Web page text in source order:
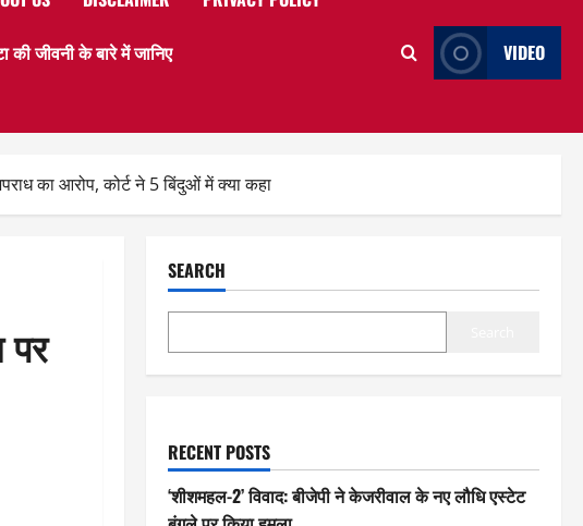
की जीवनी के बारे में जानिए VIDEO
का आरोप, कोर्ट ने 5 बिंदुओं में क्या कहा
पर
SEARCH
RECENT POSTS
‘शीशमहल-2’ विवाद: बीजेपी ने केजरीवाल के नए लौधि एस्टेट